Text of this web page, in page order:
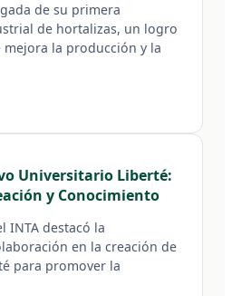
de su primera
de hortalizas, un logro
la producción y la
Universitario Liberté:
y Conocimiento
INTA destacó la
en la creación de
para promover la